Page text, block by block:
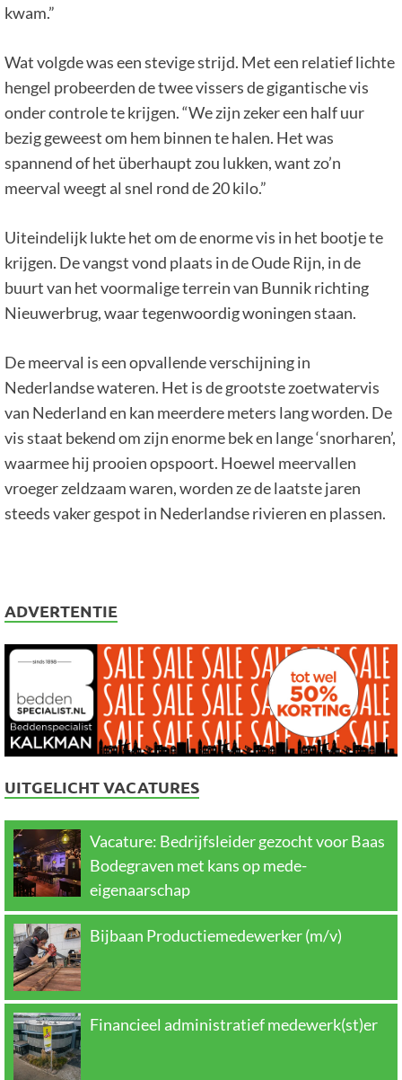
kwam.”
Wat volgde was een stevige strijd. Met een relatief lichte
hengel probeerden de twee vissers de gigantische vis
onder controle te krijgen. “We zijn zeker een half uur
bezig geweest om hem binnen te halen. Het was
spannend of het überhaupt zou lukken, want zo’n
meerval weegt al snel rond de 20 kilo.”
Uiteindelijk lukte het om de enorme vis in het bootje te
krijgen. De vangst vond plaats in de Oude Rijn, in de
buurt van het voormalige terrein van Bunnik richting
Nieuwerbrug, waar tegenwoordig woningen staan.
De meerval is een opvallende verschijning in
Nederlandse wateren. Het is de grootste zoetwatervis
van Nederland en kan meerdere meters lang worden. De
vis staat bekend om zijn enorme bek en lange ‘snorharen’,
waarmee hij prooien opspoort. Hoewel meervallen
vroeger zeldzaam waren, worden ze de laatste jaren
steeds vaker gespot in Nederlandse rivieren en plassen.
ADVERTENTIE
UITGELICHT VACATURES
Vacature: Bedrijfsleider gezocht voor Baas
Bodegraven met kans op mede-
eigenaarschap
Bijbaan Productiemedewerker (m/v)
Financieel administratief medewerk(st)er